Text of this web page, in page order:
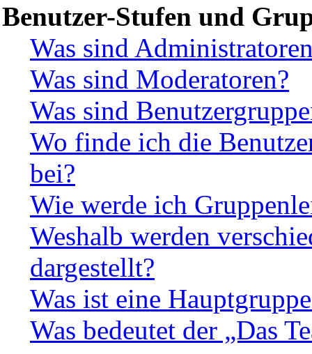
Benutzer-Stufen und
Was sind
Was sind Moderatoren?
Was sind
Wo finde ich die
bei?
Wie werde ich
Weshalb werden
dargestellt?
Was ist eine
Was bedeutet der „Das